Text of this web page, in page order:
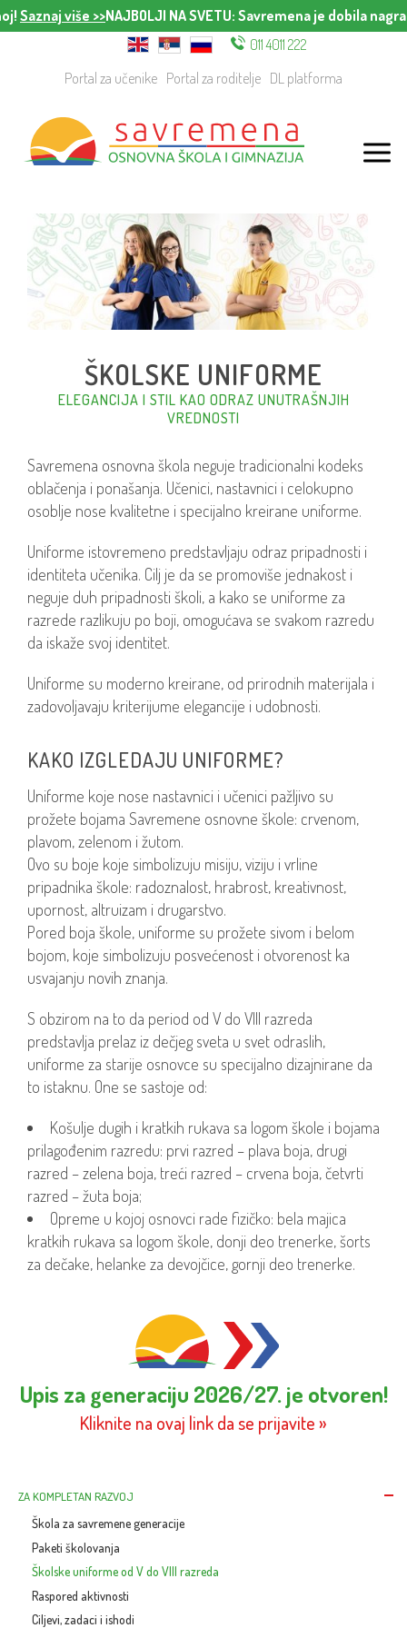
Saznaj više >>NAJBOLJI NA SVETU: Savremena je dobila
011 4011 222
Portal za učenike Portal za roditelje DL platforma
ZA KOMPLETAN RAZVOJ
Škola za savremene generacije
Paketi školovanja
Školske uniforme od V do VIII razreda
Raspored aktivnosti
Ciljevi, zadaci i ishodi
ŠKOLSKE UNIFORME
ELEGANCIJA I STIL KAO ODRAZ UNUTRAŠNJIH
VREDNOSTI
Savremena osnovna škola neguje tradicionalni kodeks
oblačenja i ponašanja. Učenici, nastavnici i celokupno
osoblje nose kvalitetne i specijalno kreirane uniforme.
Uniforme istovremeno predstavljaju odraz pripadnosti i
identiteta učenika. Cilj je da se promoviše jednakost i
neguje duh pripadnosti školi, a kako se uniforme za
razrede razlikuju po boji, omogućava se svakom razredu
da iskaže svoj identitet.
Uniforme su moderno kreirane, od prirodnih materijala i
zadovoljavaju kriterijume elegancije i udobnosti.
KAKO IZGLEDAJU UNIFORME?
Uniforme koje nose nastavnici i učenici pažljivo su
prožete bojama Savremene osnovne škole: crvenom,
plavom, zelenom i žutom.
Ovo su boje koje simbolizuju misiju, viziju i vrline
pripadnika škole: radoznalost, hrabrost, kreativnost,
upornost, altruizam i drugarstvo.
Pored boja škole, uniforme su prožete sivom i belom
bojom, koje simbolizuju posvećenost i otvorenost ka
usvajanju novih znanja.
S obzirom na to da period od V do VIII razreda
predstavlja prelaz iz dečjeg sveta u svet odraslih,
uniforme za starije osnovce su specijalno dizajnirane da
to istaknu. One se sastoje od:
Košulje dugih i kratkih rukava sa logom škole i bojama
prilagođenim razredu: prvi razred – plava boja, drugi
razred – zelena boja, treći razred – crvena boja, četvrti
razred – žuta boja;
Opreme u kojoj osnovci rade fizičko: bela majica
kratkih rukava sa logom škole, donji deo trenerke, šorts
za dečake, helanke za devojčice, gornji deo trenerke.
Upis za generaciju 2026/27. je otvoren!
Kliknite na ovaj link da se prijavite »